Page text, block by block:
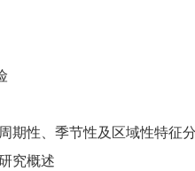
期性、季节性及区域性特征
究概述